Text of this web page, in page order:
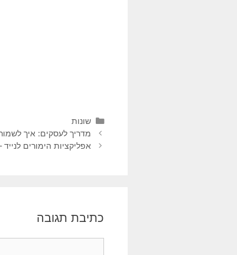
קטגוריות
שונות
ניווט
פוסטים
מדריך לעסקים: איך לשמור
אפליקציות הימורים
כתיבת תגובה